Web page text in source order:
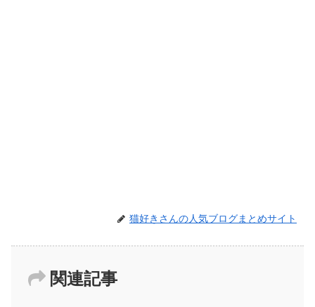
猫好きさんの人気ブログまとめサイト
関連記事